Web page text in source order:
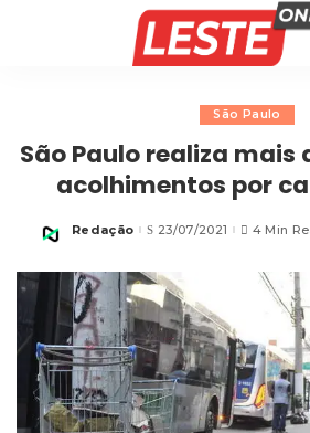
São Paulo
São Paulo realiza mais
acolhimentos por
Posted
Redação 23/07/2021 4 Min